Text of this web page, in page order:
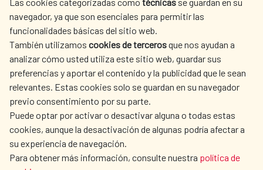
navegador, ya que son esenciales para permitir las
funcionalidades básicas del sitio web.
También utilizamos cookies de tercerosque nos ayudan a
analizar cómo usted utiliza este sitio web, guardar sus
preferencias y aportar el contenido y la publicidad que le sean
relevantes. Estas cookies solo se guardan en su navegador
previo consentimiento por su parte.
Puede optar por activar o desactivar alguna o todas estas
cookies, aunque la desactivación de algunas podría afectar a
su experiencia de navegación.
Para obtener más información, consulte nuestra política de
SPANISH HUMANITARIAN
ACTION
PRESS ROOM
CULTURE AND SCIENCE LIBRARY
OUR SOCIAL MEDIA